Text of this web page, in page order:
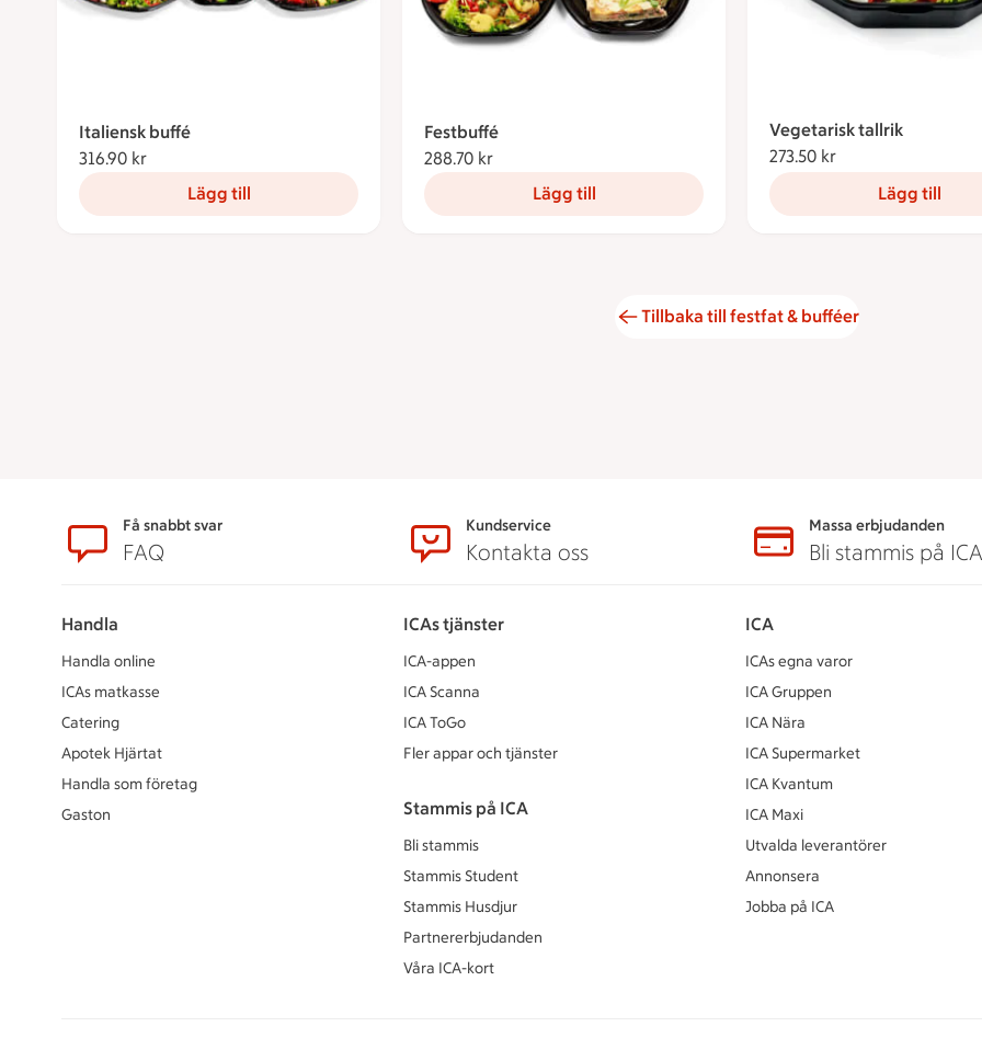
Italiensk buffé
316.90 kr
Lägg till
Festbuffé
288.70 kr
Lägg till
Vegetarisk tallrik
273.50 kr
Lägg till
Tillbaka till festfat & bufféer
SidfotFå snabbt svar
FAQ
Kundservice
Kontakta oss
Massa erbjudanden
Bli stammis på ICA
Handla
Handla online
ICAs matkasse
Catering
Apotek Hjärtat
Handla som företag
Gaston
ICAs tjänster
ICA-appen
ICA Scanna
ICA ToGo
Fler appar och tjänster
Stammis på ICA
Bli stammis
Stammis Student
Stammis Husdjur
Partnererbjudanden
Våra ICA-kort
ICA
ICAs egna varor
ICA Gruppen
ICA Nära
ICA Supermarket
ICA Kvantum
ICA Maxi
Utvalda leverantörer
Annonsera
Jobba på ICA